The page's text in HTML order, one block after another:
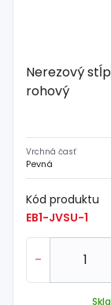
Nerezový
rohový
Vrchná časť
Pevná
Kód produktu
EB1-JVSU-1
-